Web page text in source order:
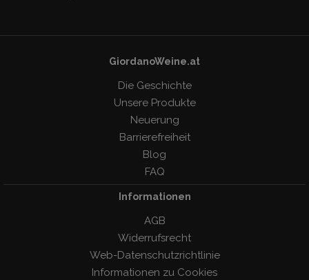
GiordanoWeine.at
Die Geschichte
Unsere Produkte
Neuerung
Barrierefreiheit
Blog
FAQ
Informationen
AGB
Widerrufsrecht
Web-Datenschutzrichtlinie
Informationen zu Cookies